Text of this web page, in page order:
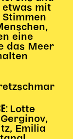
etwas mit
Stimmen
eine
das Meer
Lotte
Emilia